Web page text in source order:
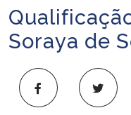
Ministério da Infraestrutura
Ministério da Educação
Início do conteúdo
Soraya de